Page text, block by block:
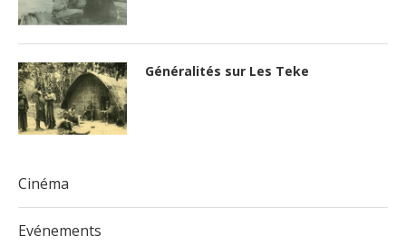
Généralités sur Les Teke
Cinéma
Evénements